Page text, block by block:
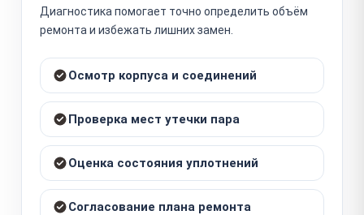
Диагностика помогает точно определить объём
ремонта и избежать лишних замен.
Осмотр корпуса и соединений
Проверка мест утечки пара
Оценка состояния уплотнений
Согласование плана ремонта